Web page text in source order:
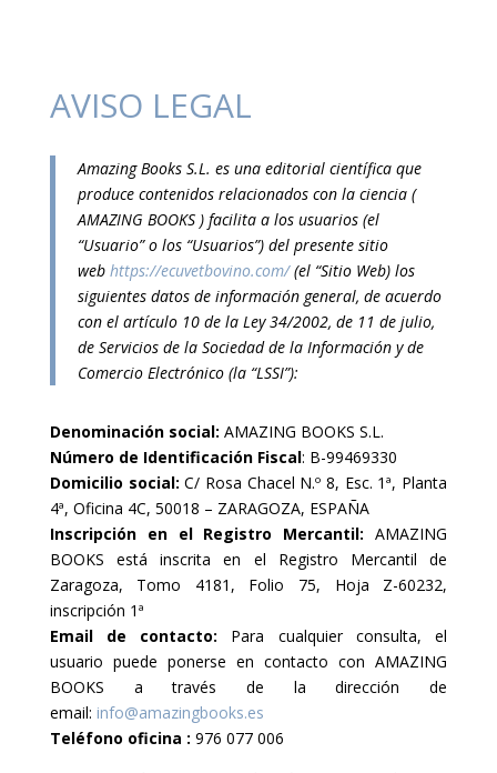
AVISO LEGAL
Amazing Books S.L. es una editorial científica que
produce contenidos relacionados con la ciencia (
AMAZING BOOKS ) facilita a los usuarios (el
“Usuario” o los “Usuarios”) del presente sitio
web https://ecuvetbovino.com/(el “Sitio Web) los
siguientes datos de información general, de acuerdo
con el artículo 10 de la Ley 34/2002, de 11 de julio,
de Servicios de la Sociedad de la Información y de
Comercio Electrónico (la “LSSI”):
Denominación social: AMAZING BOOKS S.L.
Número de Identificación Fiscal: B-99469330
Domicilio social: C/ Rosa Chacel N.º 8, Esc. 1ª, Planta
4ª, Oficina 4C, 50018 – ZARAGOZA, ESPAÑA
Inscripción en el Registro Mercantil: AMAZING
BOOKS está inscrita en el Registro Mercantil de
Zaragoza, Tomo 4181, Folio 75, Hoja Z-60232,
inscripción 1ª
Email de contacto: Para cualquier consulta, el
usuario puede ponerse en contacto con AMAZING
BOOKS a través de la dirección de
email: info@amazingbooks.es
Teléfono oficina : 976 077 006